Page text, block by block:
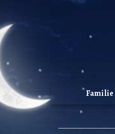
Familie